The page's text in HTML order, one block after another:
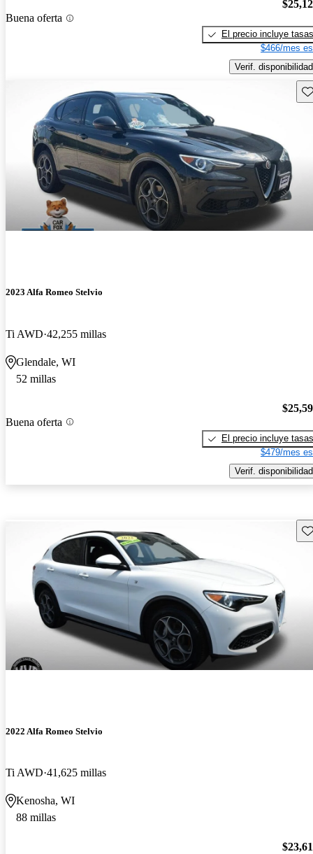
Buena oferta
El precio incluye tasas
$466/mes
Verif. disponibilidad
2023 Alfa Romeo Stelvio
Ti AWD 42,255 millas
Glendale, WI
52 millas
Buena oferta
El precio incluye tasas
$479/mes
Verif. disponibilidad
2022 Alfa Romeo Stelvio
Ti AWD 41,625 millas
Kenosha, WI
88 millas